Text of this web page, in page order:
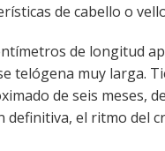
de cabello o
de longitud
telógena muy larga.
de seis meses,
el ritmo del